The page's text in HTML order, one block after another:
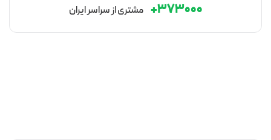
می‌تواند رتبه شما را در نتایج جستجوی ایرانی ارتقا دهد.
۳۷۳۰۰۰+ مشتری از سراسر ایران